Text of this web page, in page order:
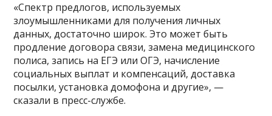
«Спектр предлогов, используемых
злоумышленниками для получения личных
данных, достаточно широк. Это может быть
продление договора связи, замена медицинского
полиса, запись на ЕГЭ или ОГЭ, начисление
социальных выплат и компенсаций, доставка
посылки, установка домофона и другие», —
сказали в пресс-службе.